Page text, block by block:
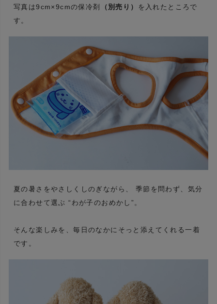
写真は9cm×9cmの保冷剤 （別売り）
を入れたところで
す。
夏の暑さをやさしくしのぎながら、 季節を問わず、気分
に合わせて選ぶ “わが子のおめかし”。
そんな楽しみを、毎日のなかにそっと添えてくれる一着
です。